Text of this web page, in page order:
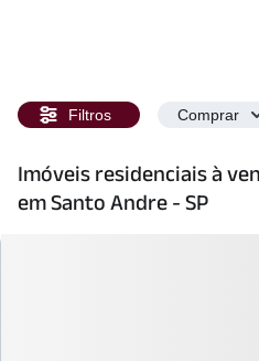
Filtros Comprar
Imóveis residenciais à
em Santo Andre - SP